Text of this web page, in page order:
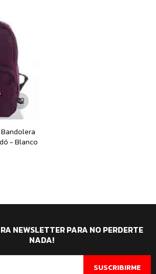
- Blanco
NEWSLETTER PARA NO PERDERTE
NADA!
SUSCRIBIRME